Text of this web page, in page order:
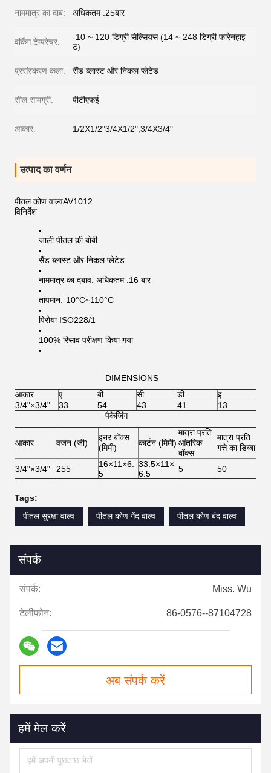
नाममात्र का दाब: अधिकतम .25बार
वर्किंग टेम्परेचर:
-10 ~ 120 डिग्री सेल्सियस (14 ~ 248 डिग्री फारेनहाइ
ट)
प्रसंस्करण कला: सैंड ब्लास्ट और निकल प्लेटेड
सील सामग्री: पीटीएफई
आकार: 1/2X1/2"3/4X1/2",3/4X3/4"
उत्पाद का वर्णन
पीतल कोण वाल्वAV1012
विनिर्देश
जाली पीतल की बोबी
सैंड ब्लास्ट और निकल प्लेटेड
नाममात्र का दबाव: अधिकतम .16 बार
तापमान:-10°C~110°C
पिरोया ISO228/1
100% रिसाव परीक्षण किया गया
DIMENSIONS
आकार
ए बी सी डी
इ
3/4"×3/4"
33 54 43 41
13
पैकेजिंग
आकार वजन (जी)
इनर बॉक्स
(मिमी)
कार्टन (मिमी)
मात्रा प्रति
आंतरिक
बॉक्स
मात्रा प्रति
गत्ते का डिब्बा
3/4"×3/4" 255
16×11×6.
5
33.5×11×
6.5
5 50
Tags:
पीतल सुरक्षा वाल्व
पीतल कोण गेंद वाल्व पीतल कोण बंद वाल्व
संपर्क
संपर्क: Miss. Wu
टेलीफोन: 86-0576--87104728
अब संपर्क करें
हमें मेल करें